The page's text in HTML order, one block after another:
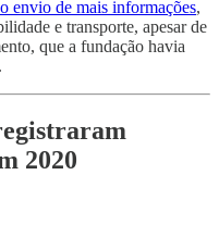
envio de mais informações,
e transporte, apesar de
que a fundação havia
2020